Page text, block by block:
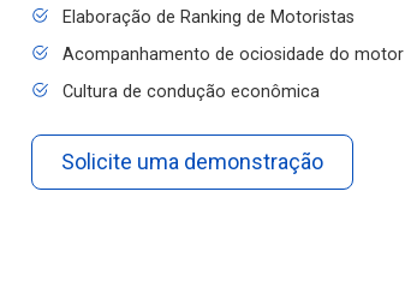
Elaboração de Ranking de Motoristas
Acompanhamento de ociosidade do motor
Cultura de condução econômica
Solicite uma demonstração